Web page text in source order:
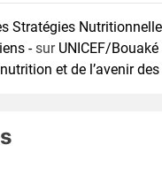
Stratégies
-sur UNICEF/
et de l’avenir